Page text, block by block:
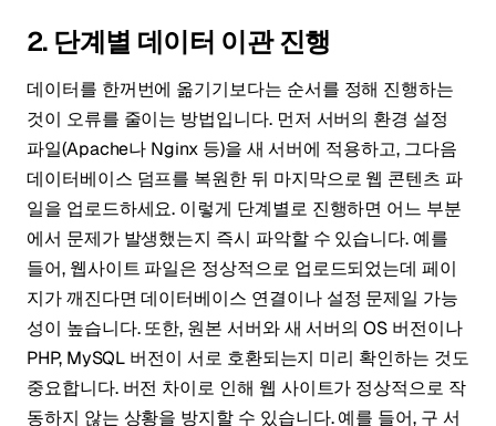
2. 단계별 데이터 이관 진행
데이터를 한꺼번에 옮기기보다는 순서를 정해 진행하는
것이 오류를 줄이는 방법입니다. 먼저 서버의 환경 설정
파일(Apache나 Nginx 등)을 새 서버에 적용하고, 그다음
데이터베이스 덤프를 복원한 뒤 마지막으로 웹 콘텐츠 파
일을 업로드하세요. 이렇게 단계별로 진행하면 어느 부분
에서 문제가 발생했는지 즉시 파악할 수 있습니다. 예를
들어, 웹사이트 파일은 정상적으로 업로드되었는데 페이
지가 깨진다면 데이터베이스 연결이나 설정 문제일 가능
성이 높습니다. 또한, 원본 서버와 새 서버의 OS 버전이나
PHP, MySQL 버전이 서로 호환되는지 미리 확인하는 것도
중요합니다. 버전 차이로 인해 웹 사이트가 정상적으로 작
동하지 않는 상황을 방지할 수 있습니다. 예를 들어, 구 서